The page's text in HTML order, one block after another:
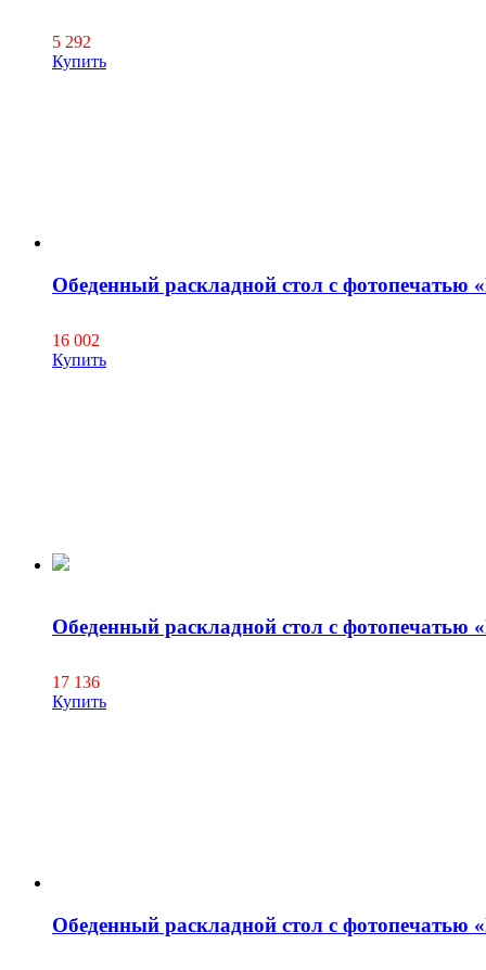
5 292
Купить
Обеденный раскладной стол с фотопечатью
16 002
Купить
Обеденный раскладной стол с фотопечатью
17 136
Купить
Обеденный раскладной стол с фотопечатью